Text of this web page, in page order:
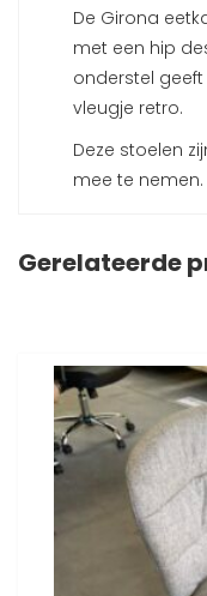
De Girona
met een hip
onderstel
vleugje retro.
Deze stoelen
mee te nemen.
Gerelateerde